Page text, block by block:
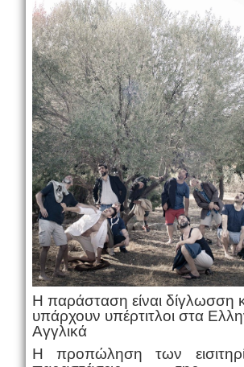
Η παράσταση είναι δίγλωσση
υπάρχουν υπέρτιτλοι στα
Αγγλικά
Η προπώληση των